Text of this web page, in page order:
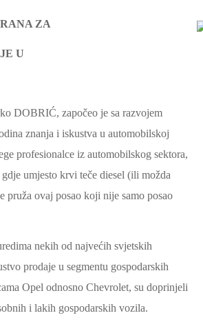
ZA
U
DOBRIĆ, započeo je sa razvojem
znanja i iskustva u automobilskoj
profesionalce iz automobilskog sektora,
umjesto krvi teče diesel (ili možda
pruža ovaj posao koji nije samo posao
nekih od najvećih svjetskih
prodaje u segmentu gospodarskih
Opel odnosno Chevrolet, su doprinjeli
i lakih gospodarskih vozila.